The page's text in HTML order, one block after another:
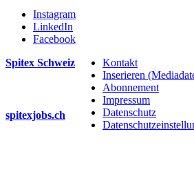
Instagram
LinkedIn
Facebook
Spitex Schweiz
spitexjobs.ch
Kontakt
Inserieren
Abonnement
Impressum
Datenschutz